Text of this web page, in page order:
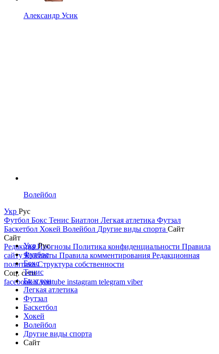
Александр Усик
Волейбол
Укр Рус
Футбол Бокс Тенис Биатлон Легкая атлетика Футзал
Баскетбол Хокей Волейбол Другие виды спорта Сайт
Сайт
РедакцияПрогнозы Политика конфиденциальности Правила
сайтуКонтакты Правила комментирования Редакционная
политикаСтруктура собственности
Соц. сети
facebookxyoutube instagram telegram viber
УкрРус
Футбол
Бокс
Тенис
Биатлон
Легкая атлетика
Футзал
Баскетбол
Хокей
Волейбол
Другие виды спорта
Сайт